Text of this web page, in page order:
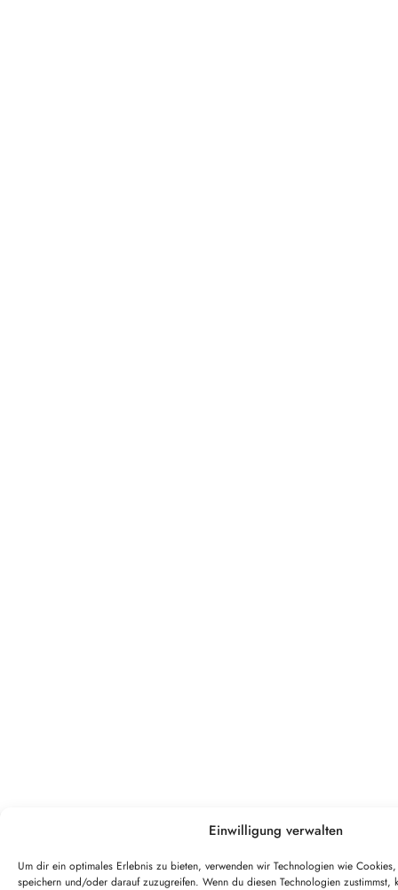
Einwilligung verwalten
Um dir ein optimales Erlebnis zu bieten, verwenden wir Technologien wie
speichern und/oder darauf zuzugreifen. Wenn du diesen Technologien zustimmst,